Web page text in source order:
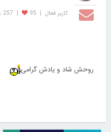
کاربر فعال |
95
| 257 پست
روحش شاد و یادش گرامی